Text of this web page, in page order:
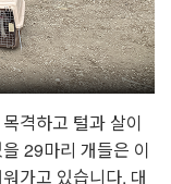
격하고 털과 살이
29마리 개들은 이
가고 있습니다. 대